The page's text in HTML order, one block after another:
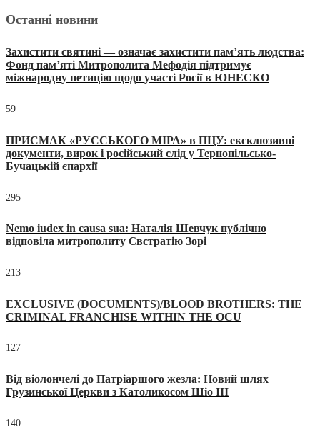
Останні новини
Захистити святині — означає захистити пам’ять людства:
Фонд пам’яті Митрополита Мефодія підтримує
міжнародну петицію щодо участі Росії в ЮНЕСКО
59
ПРИСМАК «РУССЬКОГО МІРА» в ПЦУ: ексклюзивні
документи, вирок і російський слід у Тернопільсько-
Бучацькій єпархії
295
Nemo iudex in causa sua: Наталія Шевчук публічно
відповіла митрополиту Євстратію Зорі
213
EXCLUSIVE (DOCUMENTS)/BLOOD BROTHERS: THE
CRIMINAL FRANCHISE WITHIN THE OCU
127
Від віолончелі до Патріаршого жезла: Новий шлях
Грузинської Церкви з Католикосом Шіо III
140